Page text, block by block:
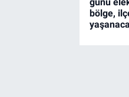
günü
bölge,